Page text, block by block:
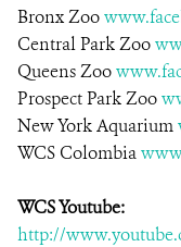
Bronx Zoo
Central Park Zoo
Queens Zoo
Prospect Park Zoo
New York Aquarium
WCS Colombia
WCS Youtube:
http://